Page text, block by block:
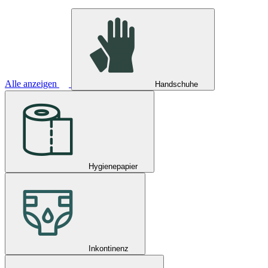
Alle anzeigen Handschuhe
Hygienepapier
Inkontinenz